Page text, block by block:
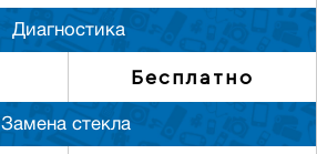
Диагностика
Бесплатно
Замена стекла